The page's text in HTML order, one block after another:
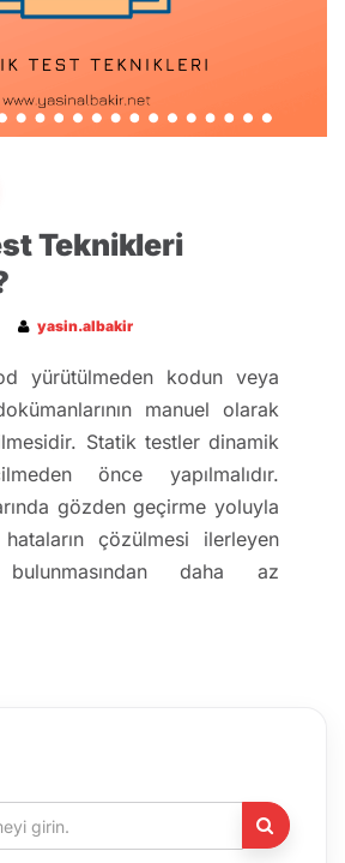
Teknikleri
yasin.albakir
yürütülmeden kodun veya
manuel olarak
Statik testler dinamik
önce yapılmalıdır.
gözden geçirme yoluyla
çözülmesi ilerleyen
bulunmasından daha az